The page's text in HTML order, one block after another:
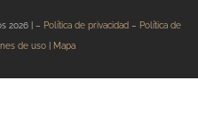
b
e
2026 | – Política de privacidad – Política de
de uso| Mapa